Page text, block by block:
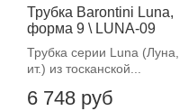
Трубка Barontini Luna,
форма 9 \ LUNA-09
Трубка серии Luna (Луна,
ит.) из тосканской...
6 748 руб